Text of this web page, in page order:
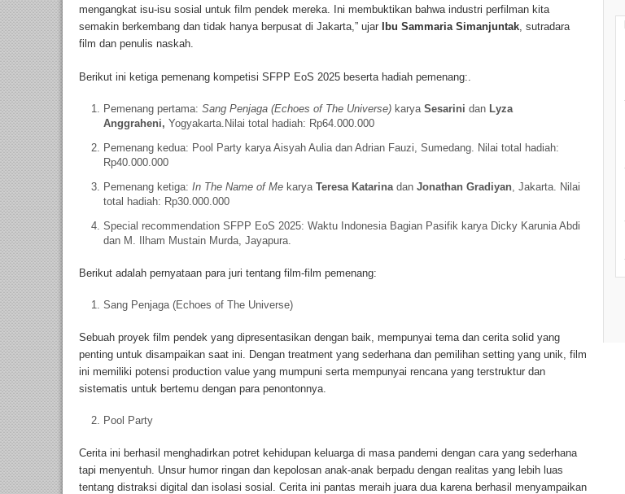
mengangkat isu-isu sosial untuk film pendek mereka. Ini membuktikan bahwa industri perfilman kita
semakin berkembang dan tidak hanya berpusat di Jakarta,” ujar
Ibu Sammaria Simanjuntak , sutradara
film dan penulis naskah.
Berikut ini ketiga pemenang kompetisi SFPP EoS 2025 beserta hadiah pemenang:.
Pemenang pertama: Sang Penjaga (Echoes of The Universe) karya Sesarini dan Lyza
Anggraheni, Yogyakarta.Nilai total hadiah: Rp64.000.000
Pemenang kedua: Pool Party karya Aisyah Aulia dan Adrian Fauzi, Sumedang. Nilai total hadiah:
Rp40.000.000
Pemenang ketiga: In The Name of Me karya Teresa Katarina dan Jonathan Gradiyan , Jakarta. Nilai
total hadiah: Rp30.000.000
Special recommendation SFPP EoS 2025: Waktu Indonesia Bagian Pasifik karya Dicky Karunia Abdi
dan M. Ilham Mustain Murda, Jayapura.
Berikut adalah pernyataan para juri tentang film-film pemenang:
Sang Penjaga (Echoes of The Universe)
Sebuah proyek film pendek yang dipresentasikan dengan baik, mempunyai tema dan cerita solid yang
penting untuk disampaikan saat ini. Dengan treatment yang sederhana dan pemilihan setting yang unik, film
ini memiliki potensi production value yang mumpuni serta mempunyai rencana yang terstruktur dan
sistematis untuk bertemu dengan para penontonnya.
Pool Party
Cerita ini berhasil menghadirkan potret kehidupan keluarga di masa pandemi dengan cara yang sederhana
tapi menyentuh. Unsur humor ringan dan kepolosan anak-anak berpadu dengan realitas yang lebih luas
tentang distraksi digital dan isolasi sosial. Cerita ini pantas meraih juara dua karena berhasil menyampaikan